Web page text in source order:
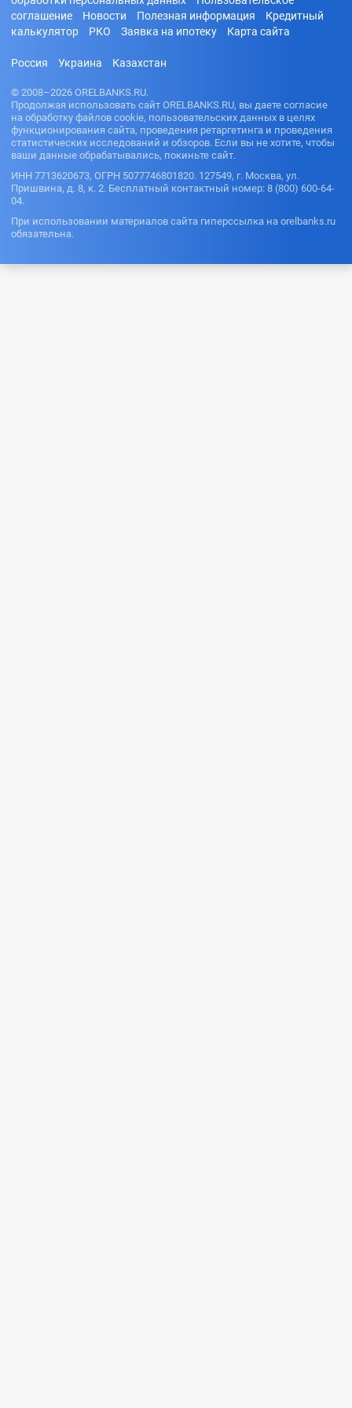
соглашение
Новости Полезная информация
Кредитный
калькулятор
РКО Заявка на ипотеку Карта сайта
Россия Украина Казахстан
© 2008–2026 ORELBANKS.RU.
Продолжая использовать сайт ORELBANKS.RU, вы даете согласие
на обработку файлов cookie, пользовательских данных в целях
функционирования сайта, проведения ретаргетинга и проведения
статистических исследований и обзоров. Если вы не хотите, чтобы
ваши данные обрабатывались, покиньте сайт.
ИНН 7713620673, ОГРН 5077746801820. 127549, г. Москва, ул.
Пришвина, д. 8, к. 2. Бесплатный контактный номер: 8 (800) 600-64-
04.
При использовании материалов сайта гиперссылка на orelbanks.ru
обязательна.